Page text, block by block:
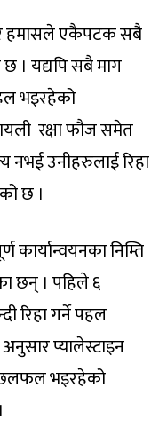
हमासले एकैपटक सबै
। यद्यपि सबै माग
भइरहेको
रक्षा फौज समेत
नभई उनीहरुलाई रिहा
छ ।
निम्ति
छन् । पहिले ६
रिहा गर्ने पहल
प्यालेस्टाइन
छलफल भइरहेको